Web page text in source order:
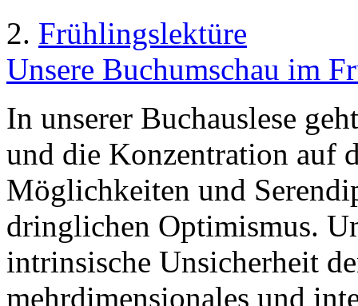
2. Frühlingslektüre
Unsere Buchumschau im
In unserer Buchauslese
und die Konzentration auf
Möglichkeiten und
dringlichen Optimismus.
intrinsische Unsicherheit
mehrdimensionales und